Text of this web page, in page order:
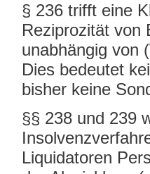
§ 236 trifft eine
Reziprozität von
unabhängig von
Dies bedeutet
bisher keine
§§ 238 und 239
Liquidatoren